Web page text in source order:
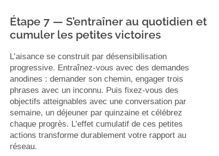
Étape 7 — S’entraîner au quotidien et
cumuler les petites victoires
L’aisance se construit par désensibilisation
progressive. Entraînez-vous avec des demandes
anodines : demander son chemin, engager trois
phrases avec un inconnu. Puis fixez-vous des
objectifs atteignables avec une conversation par
semaine, un déjeuner par quinzaine et célébrez
chaque progrès. L’effet cumulatif de ces petites
actions transforme durablement votre rapport au
réseau.